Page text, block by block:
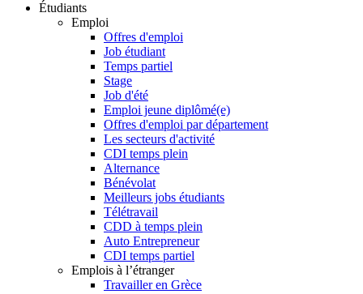
Étudiants
Emploi
Offres d'emploi
Job étudiant
Temps partiel
Stage
Job d'été
Emploi jeune diplômé(e)
Offres d'emploi par département
Les secteurs d'activité
CDI temps plein
Alternance
Bénévolat
Meilleurs jobs étudiants
Télétravail
CDD à temps plein
Auto Entrepreneur
CDI temps partiel
Emplois à l’étranger
Travailler en Grèce